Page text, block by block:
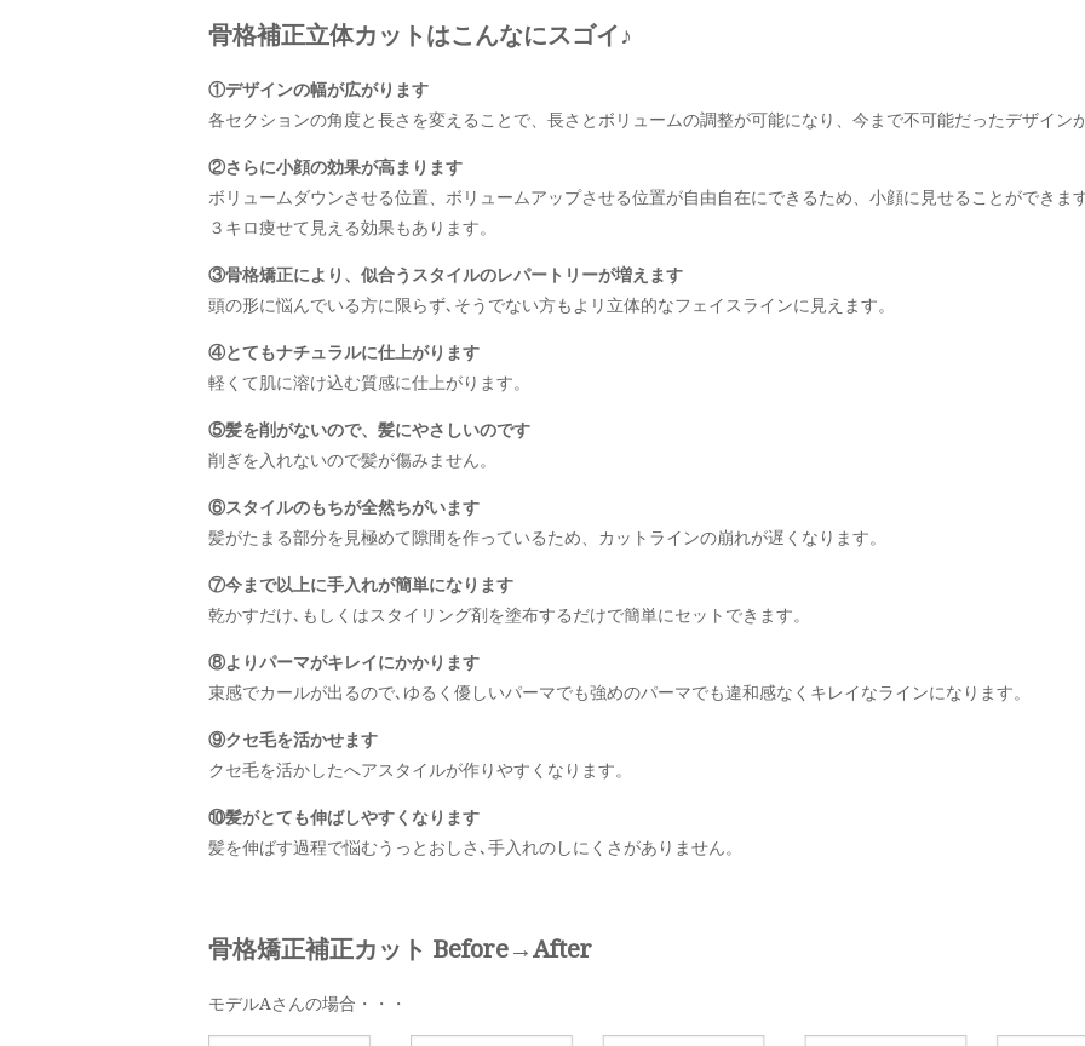
骨格補正立体カットはこんなにスゴイ♪
①デザインの幅が広がります
各セクションの角度と長さを変えることで、長さとボリュームの調整が可能になり、今まで不可能だったデザイン
②さらに小顔の効果が高まります
ボリュームダウンさせる位置、ボリュームアップさせる位置が自由自在にできるため、小顔に見せることができます
３キロ痩せて見える効果もあります。
③骨格矯正により、似合うスタイルのレパートリーが増えます
頭の形に悩んでいる方に限らず､そうでない方もよリ立体的なフェイスラインに見えます。
④とてもナチュラルに仕上がります
軽くて肌に溶け込む質感に仕上がります。
⑤髪を削がないので、髪にやさしいのです
削ぎを入れないので髪が傷みません。
⑥スタイルのもちが全然ちがいます
髪がたまる部分を見極めて隙間を作っているため、カットラインの崩れが遅くなります。
⑦今まで以上に手入れが簡単になります
乾かすだけ､もしくはスタイリング剤を塗布するだけで簡単にセットできます。
⑧よりパーマがキレイにかかります
束感でカールが出るので､ゆるく優しいパーマでも強めのパーマでも違和感なくキレイなラインになります。
⑨クセ毛を活かせます
クセ毛を活かしたへアスタイルが作りやすくなります。
⑩髪がとても伸ばしやすくなります
髪を伸ばす過程で悩むうっとおしさ､手入れのしにくさがありません。
骨格矯正補正カット Before→After
モデルAさんの場合・・・